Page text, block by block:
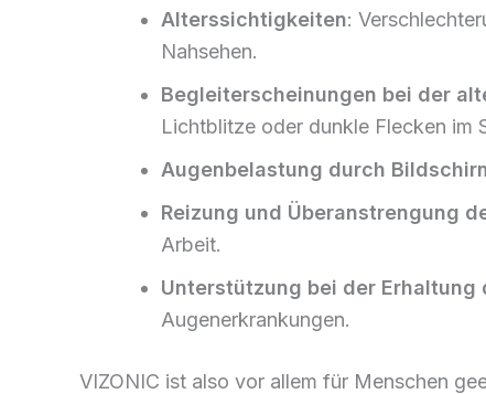
Alterssichtigkeiten:
Nahsehen.
Begleiterscheinungen bei der
Lichtblitze oder dunkle Flecken im
Augenbelastung durch
Reizung und Überanstrengung
Arbeit.
Unterstützung bei der Erhaltung
Augenerkrankungen.
VIZONIC ist also vor allem für Menschen